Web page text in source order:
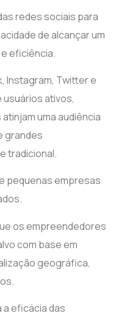
redes sociais para
de alcançar um
eficiência.
Instagram, Twitter e
usuários ativos,
uma audiência
grandes
tradicional.
pequenas empresas
os empreendedores
com base em
geográfica,
eficácia das